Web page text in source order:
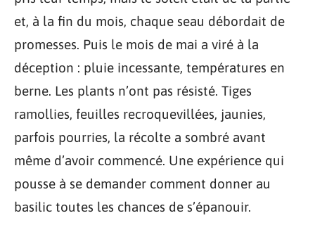
et, à la fin du mois, chaque seau débordait de
promesses. Puis le mois de mai a viré à la
déception : pluie incessante, températures en
berne. Les plants n’ont pas résisté. Tiges
ramollies, feuilles recroquevillées, jaunies,
parfois pourries, la récolte a sombré avant
même d’avoir commencé. Une expérience qui
pousse à se demander comment donner au
basilic toutes les chances de s’épanouir.